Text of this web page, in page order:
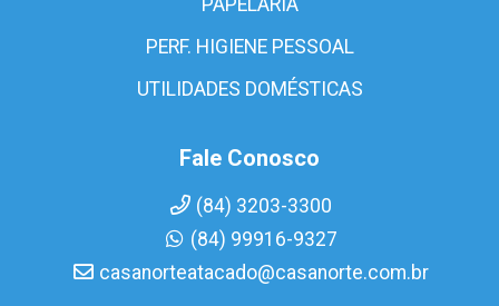
PAPELARIA
PERF. HIGIENE PESSOAL
UTILIDADES DOMÉSTICAS
Fale Conosco
(84) 3203-3300
(84) 99916-9327
casanorteatacado@casanorte.com.br